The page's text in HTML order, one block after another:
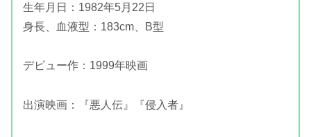
生年月日：1982年5月22日
身長、血液型：183cm、B型
デビュー作：1999年映画
出演映画：『悪人伝』『侵入者』